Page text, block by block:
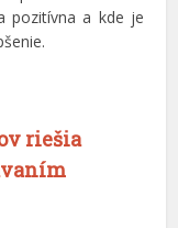
pozitívna a kde je
riešia